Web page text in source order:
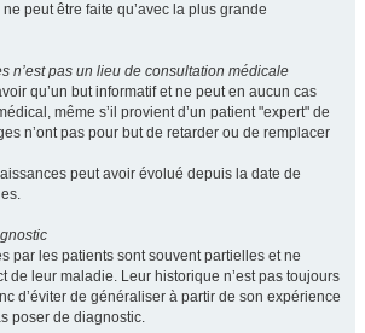
ne peut être faite qu’avec la plus grande
n’est pas un lieu de consultation médicale
qu’un but informatif et ne peut en aucun cas
même s’il provient d’un patient "expert" de
n’ont pas pour but de retarder ou de remplacer
peut avoir évolué depuis la date de
par les patients sont souvent partielles et ne
de leur maladie. Leur historique n’est pas toujours
d’éviter de généraliser à partir de son expérience
poser de diagnostic.